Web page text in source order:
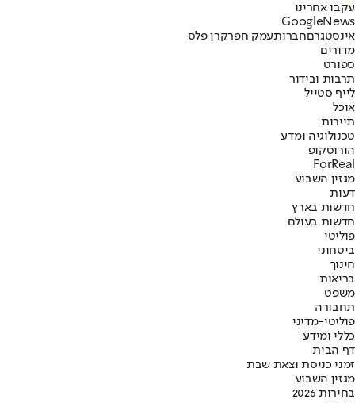
עקבו אחרינו
Googl eNews
אינסטגרםחברותעמק חפרקרן פלס
מדורים
ספורט
תרבות ובידור
לייף סטייל
אוכל
תיירות
טכנולוגיה ומדע
הורוסקופ
ForReal
מגזין השבוע
דעות
חדשות בארץ
חדשות בעולם
פוליטי
ביטחוני
חינוך
בריאות
משפט
תחבורה
פוליטי-מדיני
כללי ומידע
דף הבית
זמני כניסת וצאת שבת
מגזין השבוע
בחירות 2026